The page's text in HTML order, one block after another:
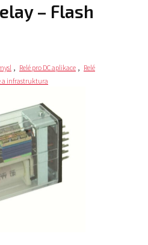
– Flash
, Relé pro DC aplikace , Relé
a infrastruktura